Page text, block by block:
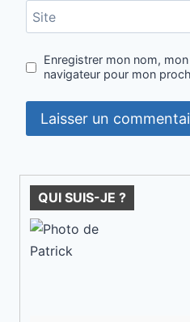
Site
Enregistrer mon nom,
navigateur pour mon
QUI SUIS-JE ?